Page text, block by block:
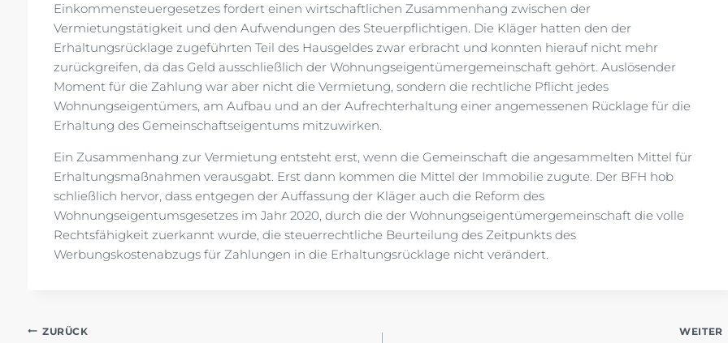
Einkommensteuergesetzes fordert einen wirtschaftlichen Zusammenhang zwischen der
Vermietungstätigkeit und den Aufwendungen des Steuerpflichtigen. Die Kläger hatten den der
Erhaltungsrücklage zugeführten Teil des Hausgeldes zwar erbracht und konnten hierauf nicht mehr
zurückgreifen, da das Geld ausschließlich der Wohnungseigentümergemeinschaft gehört. Auslösender
Moment für die Zahlung war aber nicht die Vermietung, sondern die rechtliche Pflicht jedes
Wohnungseigentümers, am Aufbau und an der Aufrechterhaltung einer angemessenen Rücklage für die
Erhaltung des Gemeinschaftseigentums mitzuwirken.
Ein Zusammenhang zur Vermietung entsteht erst, wenn die Gemeinschaft die angesammelten Mittel für
Erhaltungsmaßnahmen verausgabt. Erst dann kommen die Mittel der Immobilie zugute. Der BFH hob
schließlich hervor, dass entgegen der Auffassung der Kläger auch die Reform des
Wohnungseigentumsgesetzes im Jahr 2020, durch die der Wohnungseigentümergemeinschaft die volle
Rechtsfähigkeit zuerkannt wurde, die steuerrechtliche Beurteilung des Zeitpunkts des
Werbungskostenabzugs für Zahlungen in die Erhaltungsrücklage nicht verändert.
ZURÜCK WEITER